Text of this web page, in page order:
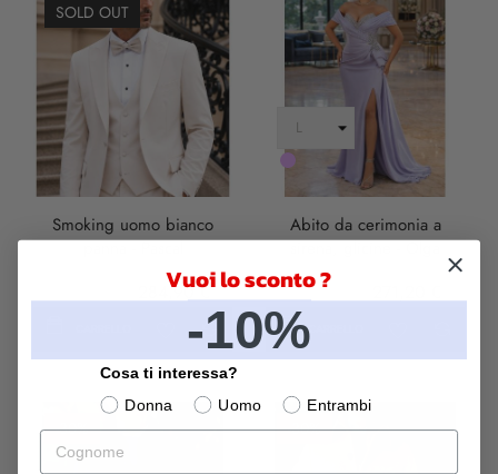
SOLD OUT
Smoking uomo bianco
panna - Pascal
284,90 €
LILLA
Abito da cerimonia a
sirena, glicine - Olga
339,00 €
CARRELLO
-30% -30%
Vuoi lo sconto ?
-10%
Cosa ti interessa?
Donna
Uomo
Entrambi
Cognome